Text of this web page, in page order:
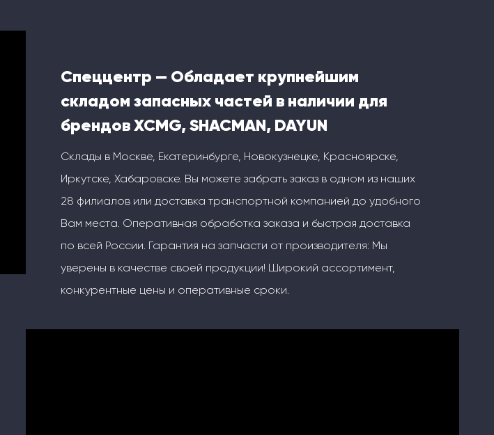
Спеццентр — Обладает крупнейшим
складом запасных частей в наличии для
брендов XCMG, SHACMAN, DAYUN
Склады в Москве, Екатеринбурге, Новокузнецке, Красноярске,
Иркутске, Хабаровске. Вы можете забрать заказ в одном из наших
28 филиалов или доставка транспортной компанией до удобного
Вам места. Оперативная обработка заказа и быстрая доставка
по всей России. Гарантия на запчасти от производителя: Мы
уверены в качестве своей продукции! Широкий ассортимент,
конкурентные цены и оперативные сроки.